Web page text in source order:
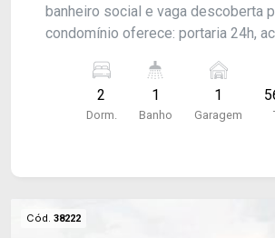
banheiro social e vaga descoberta
condomínio oferece: portaria 24h,
quadra de basquete, piscina, área
churrasqueira e lavanderia coletiva.
2
Dorm.
1
Banho
1
Garagem
Cód. 38222